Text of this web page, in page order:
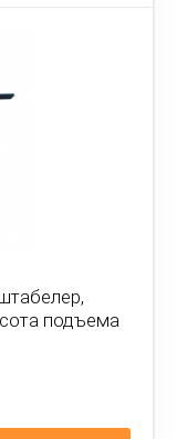
подъема